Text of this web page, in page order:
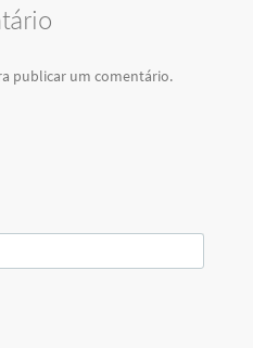
publicar um comentário.